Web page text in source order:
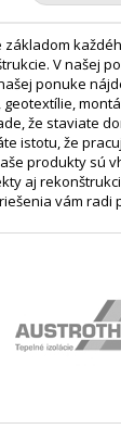
základom
V našej
ponuke
geotextílie,
že staviate
istotu, že
produkty sú
aj
vám radi